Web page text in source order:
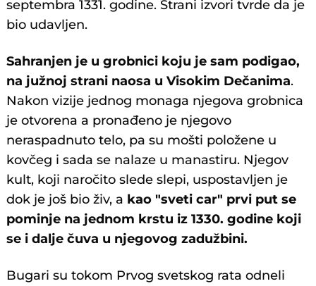
septembra 1331. godine. Strani izvori tvrde da je
bio udavljen.
Sahranjen je u grobnici koju je sam podigao,
na južnoj strani naosa u Visokim Dečanima.
Nakon vizije jednog monaga njegova grobnica
je otvorena a pronađeno je njegovo
neraspadnuto telo, pa su mošti položene u
kovčeg i sada se nalaze u manastiru. Njegov
kult, koji naročito slede slepi, uspostavljen je
dok je još bio živ, a kao "sveti car" prvi put se
pominje na jednom krstu iz 1330. godine koji
se i dalje čuva u njegovog zadužbini.
Bugari su tokom Prvog svetskog rata odneli